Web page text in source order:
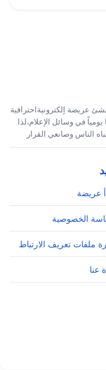
عريضة إلكترونيةاحترافية
في وسائل الإعلام،لذا
الناس وصانعي القرار
عريضة
الخصوصية
ملفات تعريف الارتباط
عنا